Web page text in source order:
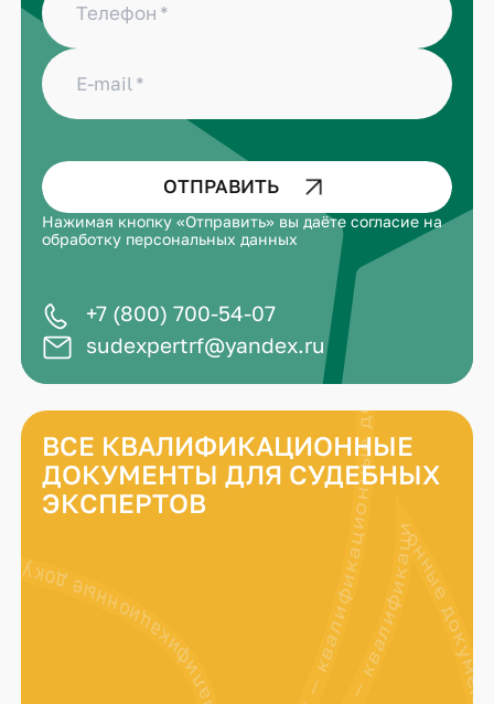
Телефон
E-mail
ОТПРАВИТЬ
Нажимая кнопку «Отправить» вы даёте согласие на
обработку персональных данных
+7 (800) 700-54-07
sudexpertrf@yandex.ru
ВСЕ КВАЛИФИКАЦИОННЫЕ
ДОКУМЕНТЫ ДЛЯ СУДЕБНЫХ
ЭКСПЕРТОВ